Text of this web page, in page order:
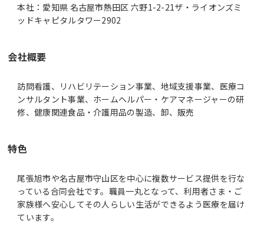
本社：愛知県 名古屋市熱田区 六野1-2-21ザ・ライオンズミ
ッドキャピタルタワー2902
会社概要
訪問看護、リハビリテーション事業、地域支援事業、医療コ
ンサルタント事業、ホームヘルパー・ケアマネージャーの研
修、健康関連食品・介護用品の製造、卸、販売
特色
尾張旭市や名古屋市守山区を中心に複数サービス提供を行な
っている合同会社です。職員一丸となって、利用者さま・ご
家族様へ安心してその人らしい生活ができるよう医療を届け
ています。